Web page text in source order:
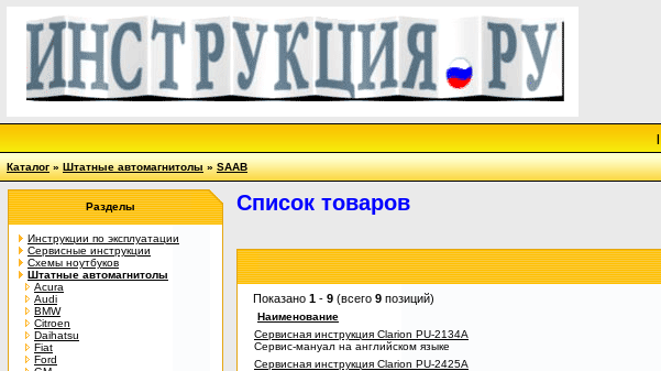
|
Каталог»Штатные автомагнитолы»SAAB
Разделы
Инструкции по эксплуатации
Сервисные инструкции
Схемы ноутбуков
Штатные автомагнитолы
Acura
Audi
BMW
Citroen
Daihatsu
Fiat
Ford
Список товаров
Показано 1 - 9 (всего 9 позиций)
Наименование
Сервисная инструкция Clarion PU-2134A
Сервис-мануал на английском языке
Сервисная инструкция Clarion PU-2425A